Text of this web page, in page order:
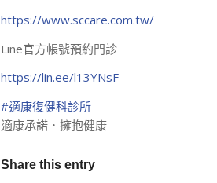
https://www.sccare.com.tw/
Line官方帳號預約門診
https://lin.ee/l13YNsF
#適康復健科診所
適康承諾．擁抱健康
Share this entry